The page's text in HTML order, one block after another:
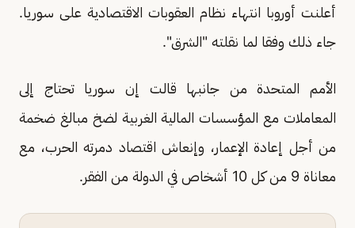
أعلنت أوروبا انتهاء نظام العقوبات الاقتصادية على سوريا.
جاء ذلك وفقا لما نقلته "الشرق".
الأمم المتحدة من جانبها قالت إن سوريا تحتاج إلى
المعاملات مع المؤسسات المالية الغربية لضخ مبالغ ضخمة
من أجل إعادة الإعمار، وإنعاش اقتصاد دمرته الحرب، مع
معاناة 9 من كل 10 أشخاص في الدولة من الفقر.